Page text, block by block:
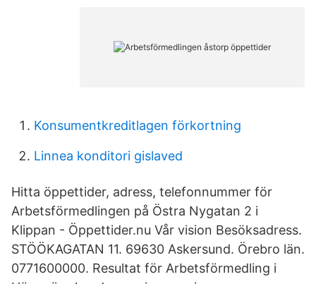
Konsumentkreditlagen förkortning
Linnea konditori gislaved
Hitta öppettider, adress, telefonnummer för
Arbetsförmedlingen på Östra Nygatan 2 i
Klippan - Öppettider.nu Vår vision Besöksadress.
STÖÖKAGATAN 11. 69630 Askersund. Örebro län.
0771600000. Resultat för Arbetsförmedling i